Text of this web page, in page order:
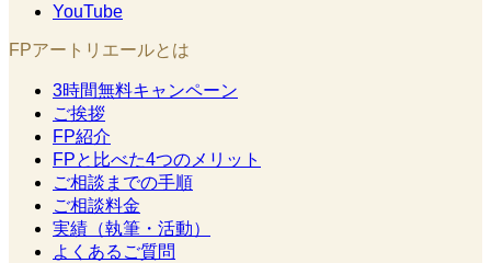
YouTube
FPアートリエールとは
3時間無料キャンペーン
ご挨拶
FP紹介
FPと比べた4つのメリット
ご相談までの手順
ご相談料金
実績（執筆・活動）
よくあるご質問